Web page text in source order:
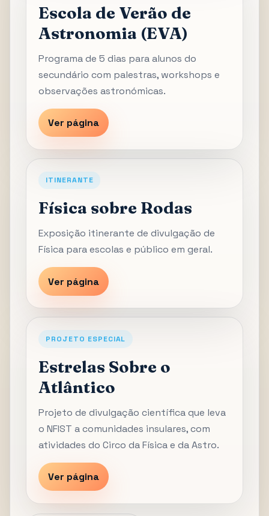
Escola de Verão de
Astronomia (EVA)
Programa de 5 dias para alunos do
secundário com palestras, workshops e
observações astronómicas.
Ver página
ITINERANTE
Física sobre Rodas
Exposição itinerante de divulgação de
Física para escolas e público em geral.
Ver página
PROJETO ESPECIAL
Estrelas Sobre o
Atlântico
Projeto de divulgação científica que leva
o NFIST a comunidades insulares, com
atividades do Circo da Física e da Astro.
Ver página